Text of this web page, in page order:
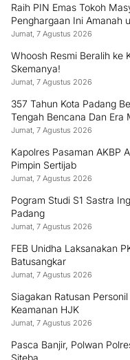
Raih PIN Emas Tokoh
Penghargaan Ini Amanah
Padang
Jumat, 7 Agustus 2026
Whoosh Resmi Beralih ke
Skemanya!
Jumat, 7 Agustus 2026
357 Tahun Kota Padang
Tengah Bencana Dan Era
Jumat, 7 Agustus 2026
Kapolres Pasaman AKBP
Pimpin Sertijab
Jumat, 7 Agustus 2026
Pogram Studi S1 Sastra
Padang
Jumat, 7 Agustus 2026
FEB Unidha Laksanakan
Batusangkar
Jumat, 7 Agustus 2026
Siagakan Ratusan
Keamanan HJK
Jumat, 7 Agustus 2026
Pasca Banjir, Polwan